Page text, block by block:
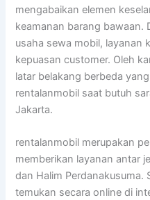
mengabaikan elemen
keamanan barang bawaan.
usaha sewa mobil, layanan
kepuasan customer. Oleh
latar belakang berbeda
rentalanmobil saat butuh
Jakarta.
rentalanmobil merupakan
memberikan layanan antar
dan Halim Perdanakusuma.
temukan secara online di